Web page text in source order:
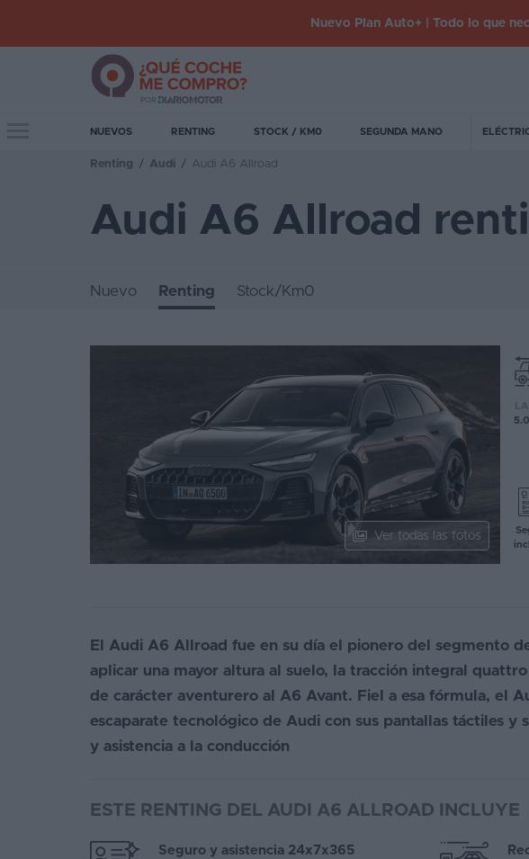
Comparador
Nuevo Plan Auto+ | Todo lo que
NUEVOS RENTING STOCK / KM0 SEGUNDA MANO
Renting / Audi / Audi A6 Allroad
Audi A6 Allroad
Nuevo Renting Stock/Km0
Ver todas las fotos
El Audi A6 Allroad fue en su día el pionero del segmento
aplicar una mayor altura al suelo, la tracción integral
de carácter aventurero al A6 Avant. Fiel a esa fórmula, el
escaparate tecnológico de Audi con sus pantallas táctiles y
y asistencia a la conducción
ESTE RENTING DEL AUDI A6 ALLROAD INCLUYE
Seguro y asistencia 24x7x365